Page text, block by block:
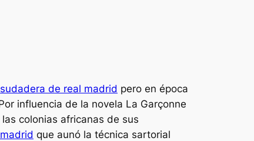
sudadera de real madrid pero en época
influencia de la novela La Garçonne
colonias africanas de sus
que aunó la técnica sartorial